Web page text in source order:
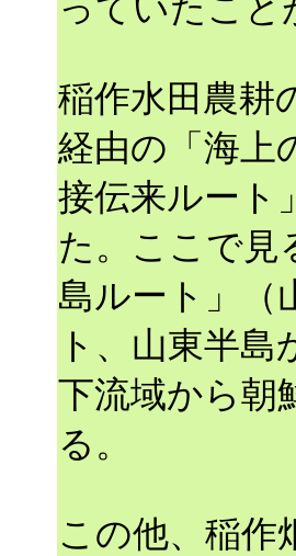
っていたこと
稲作水田農耕
経由の「海上
接伝来ルート
た。ここで見
島ルート」（
ト、山東半
下流域から朝
る。
この他、稲作